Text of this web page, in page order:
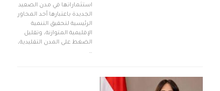
استثماراتها في مدن الصعيد
الجديدة باعتبارها أحد المحاور
الرئيسية لتحقيق التنمية
الإقليمية المتوازنة، وتقليل
الضغط على المدن التقليدية،
…